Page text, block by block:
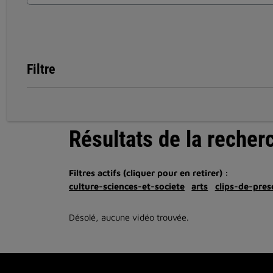
Filtre
Résultats de la
Filtres actifs (cliquer pour en retirer) :
culture-sciences-et-societe
arts clips-de-
Désolé, aucune vidéo trouvée.